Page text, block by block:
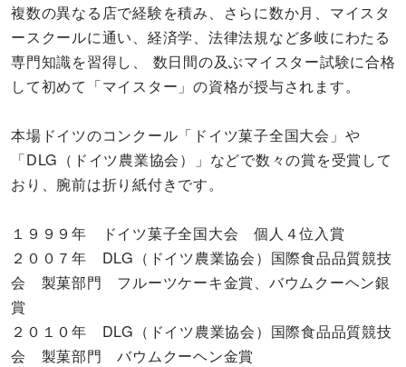
複数の異なる店で経験を積み、さらに数か月、マイスタ
ースクールに通い、経済学、法律法規など多岐にわたる
専門知識を習得し、 数日間の及ぶマイスター試験に合格
して初めて「マイスター」の資格が授与されます。
本場ドイツのコンクール「ドイツ菓子全国大会」や
「DLG（ドイツ農業協会）」などで数々の賞を受賞して
おり、腕前は折り紙付きです。
１９９９年 ドイツ菓子全国大会 個人４位入賞
２００７年 DLG（ドイツ農業協会）国際食品品質競技
会 製菓部門 フルーツケーキ金賞、バウムクーヘン銀
賞
２０１０年 DLG（ドイツ農業協会）国際食品品質競技
会 製菓部門 バウムクーヘン金賞